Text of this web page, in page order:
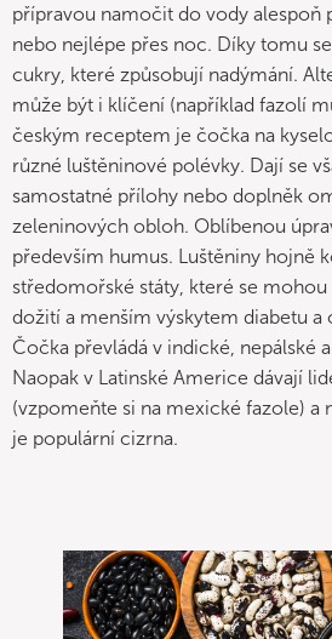
přípravou namočit do vody alespoň
nebo nejlépe přes noc. Díky tomu
cukry, které způsobují nadýmání.
může být i klíčení (například fazolí
českým receptem je čočka na
různé luštěninové polévky. Dají se
samostatné přílohy nebo doplněk
zeleninových obloh. Oblíbenou
především humus. Luštěniny hojně
středomořské státy, které se
dožití a menším výskytem diabetu a
Čočka převládá v indické, nepálské
Naopak v Latinské Americe dávají
(vzpomeňte si na mexické fazole) a
je populární cizrna.